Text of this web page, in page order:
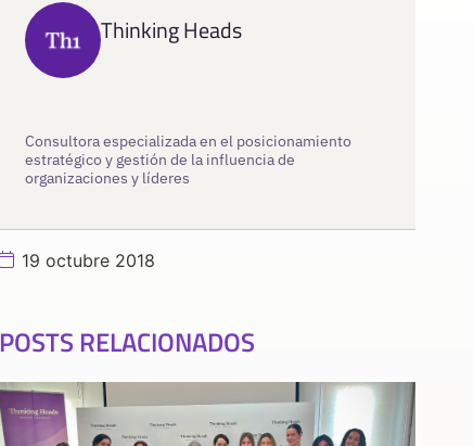
Thinking Heads
Consultora especializada en el posicionamiento
estratégico y gestión de la influencia de
organizaciones y líderes
19 octubre 2018
POSTS RELACIONADOS